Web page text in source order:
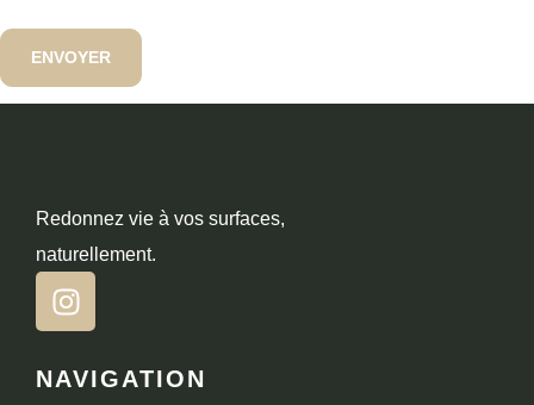
Redonnez vie à vos surfaces,
naturellement.
NAVIGATION